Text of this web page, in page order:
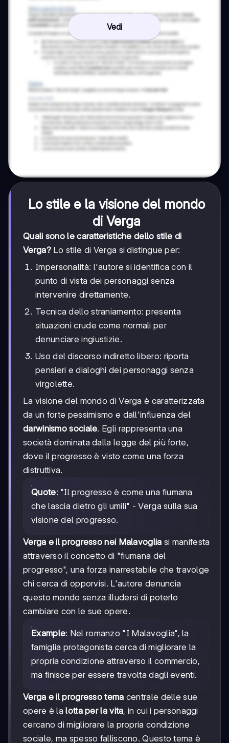
Vedi
Lo stile e la visione del mondo
di Verga
Quali sono le caratteristiche dello stile di
Verga?Lo stile di Verga si distingue per:
Impersonalità: l'autore si identifica con il
punto di vista dei personaggi senza
intervenire direttamente.
Tecnica dello straniamento: presenta
situazioni crude come normali per
denunciare ingiustizie.
Uso del discorso indiretto libero: riporta
pensieri e dialoghi dei personaggi senza
virgolette.
La visione del mondo di Verga è caratterizzata
da un forte pessimismo e dall'influenza del
darwinismo sociale. Egli rappresenta una
società dominata dalla legge del più forte,
dove il progresso è visto come una forza
distruttiva.
Quote: "Il progresso è come una fiumana
che lascia dietro gli umili" - Verga sulla sua
visione del progresso.
Verga e il progresso nei Malavoglia si manifesta
attraverso il concetto di "fiumana del
progresso", una forza inarrestabile che travolge
chi cerca di opporvisi. L'autore denuncia
questo mondo senza illudersi di poterlo
cambiare con le sue opere.
Example: Nel romanzo "I Malavoglia", la
famiglia protagonista cerca di migliorare la
propria condizione attraverso il commercio,
ma finisce per essere travolta dagli eventi.
Verga e il progresso tema centrale delle sue
opere è lalotta per la vita, in cui i personaggi
cercano di migliorare la propria condizione
sociale, ma spesso falliscono. Questo tema è